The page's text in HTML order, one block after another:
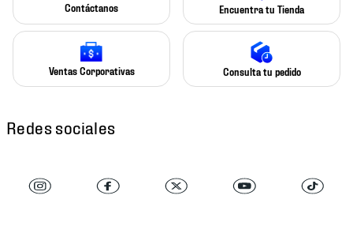
Contáctanos Encuentra tu Tienda
Ventas Corporativas Consulta tu pedido
Redes sociales